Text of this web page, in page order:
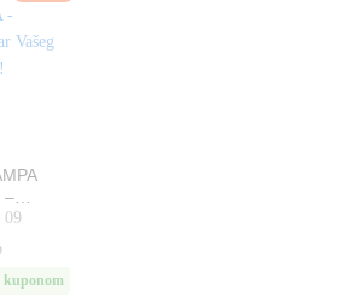
–
Vašeg
09
kuponom